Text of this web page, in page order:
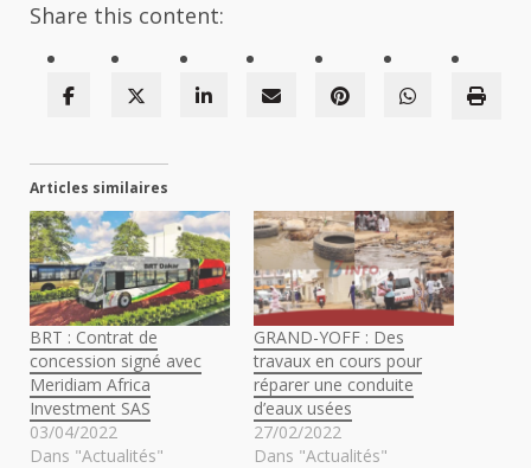
Share this content:
Articles similaires
BRT : Contrat de
concession signé avec
Meridiam Africa
Investment SAS
03/04/2022
Dans "Actualités"
GRAND-YOFF : Des
travaux en cours pour
réparer une conduite
d’eaux usées
27/02/2022
Dans "Actualités"